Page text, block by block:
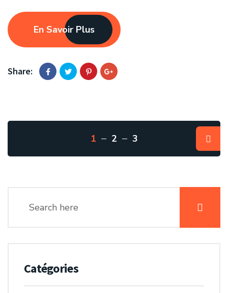
En Savoir Plus
Share:
1 2 3
Catégories